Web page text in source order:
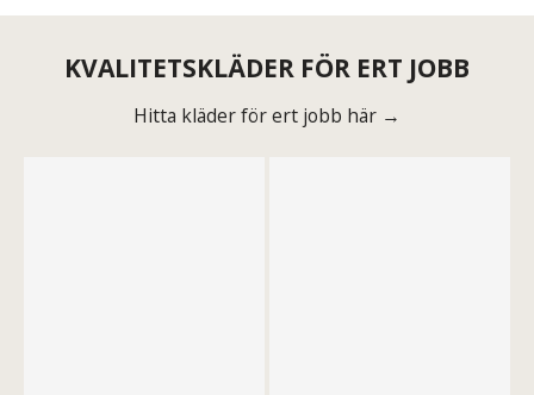
KVALITETSKLÄDER FÖR ERT JOBB
Hitta kläder för ert jobb här →